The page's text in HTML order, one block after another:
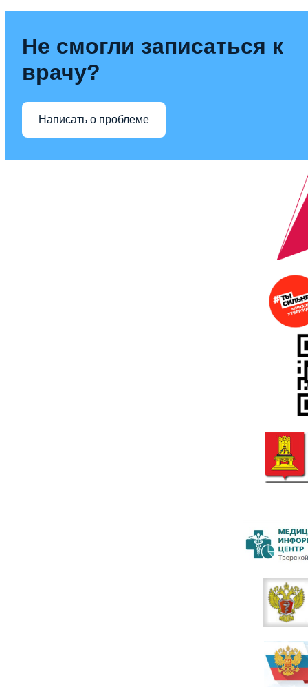
Не смогли записаться к
врачу?
Написать о проблеме